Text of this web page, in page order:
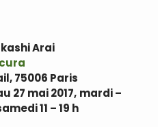
Arai
75006 Paris
27 mai 2017, mardi –
11 – 19 h